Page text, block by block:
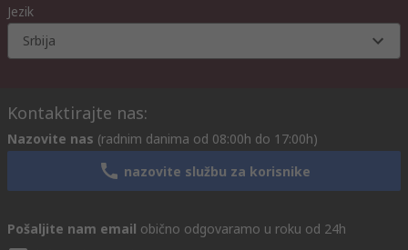
Jezik
Srbija
Kontaktirajte nas:
Nazovite nas (radnim danima od 08:00h do 17:00h)
nazovite službu za korisnike
Pošaljite nam email obično odgovaramo u roku od 24h